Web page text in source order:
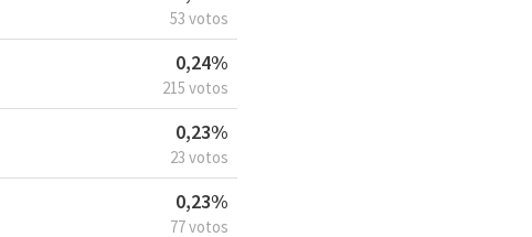
53 votos
0,24%
215 votos
0,23%
23 votos
0,23%
77 votos